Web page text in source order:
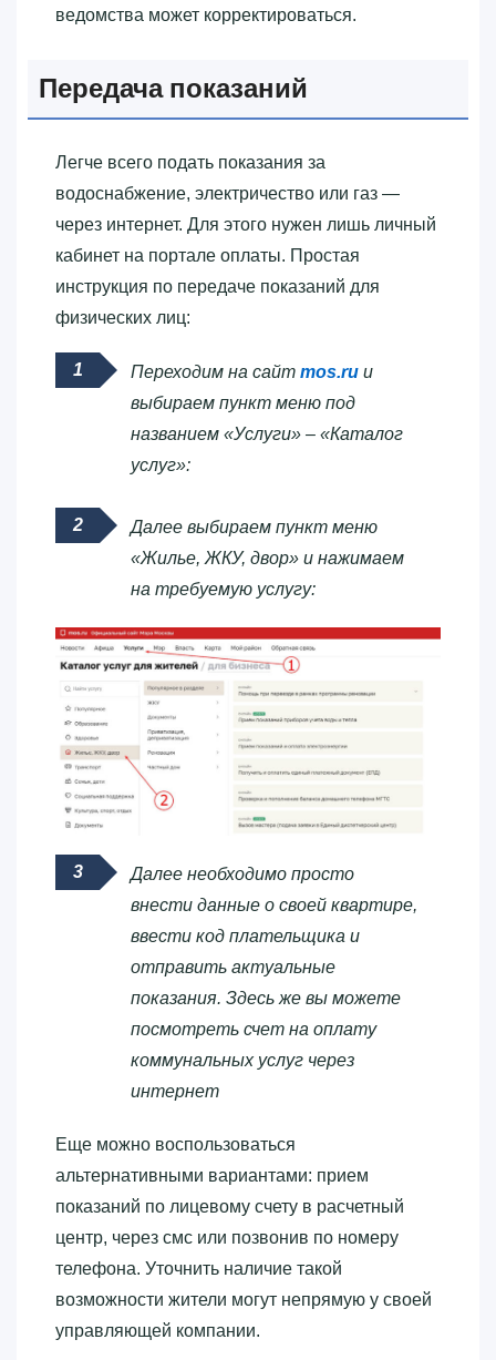
ведомства может корректироваться.
Передача показаний
Легче всего подать показания за
водоснабжение, электричество или газ —
через интернет. Для этого нужен лишь личный
кабинет на портале оплаты. Простая
инструкция по передаче показаний для
физических лиц:
Переходим на сайт mos.ru и
выбираем пункт меню под
названием «Услуги» – «Каталог
услуг»:
Далее выбираем пункт меню
«Жилье, ЖКУ, двор» и нажимаем
на требуемую услугу:
Далее необходимо просто
внести данные о своей квартире,
ввести код плательщика и
отправить актуальные
показания. Здесь же вы можете
посмотреть счет на оплату
коммунальных услуг через
интернет
Еще можно воспользоваться
альтернативными вариантами: прием
показаний по лицевому счету в расчетный
центр, через смс или позвонив по номеру
телефона. Уточнить наличие такой
возможности жители могут непрямую у своей
управляющей компании.